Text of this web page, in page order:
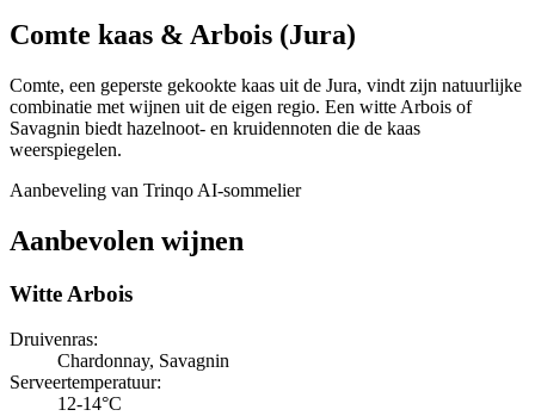
Comte kaas & Arbois (Jura)
Comte, een geperste gekookte kaas uit de Jura, vindt zijn natuurlijke
combinatie met wijnen uit de eigen regio. Een witte Arbois of
Savagnin biedt hazelnoot- en kruidennoten die de kaas
weerspiegelen.
Aanbeveling van Trinqo AI-sommelier
Aanbevolen wijnen
Witte Arbois
Druivenras:
Chardonnay, Savagnin
Serveertemperatuur:
12-14°C